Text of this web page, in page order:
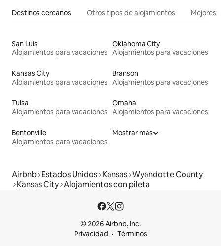
Destinos cercanos Otros tipos de alojamientos Mejores
San Luis
Alojamientos para vacaciones
Oklahoma City
Alojamientos para vacaciones
Kansas City
Alojamientos para vacaciones
Branson
Alojamientos para vacaciones
Tulsa
Alojamientos para vacaciones
Omaha
Alojamientos para vacaciones
Bentonville
Alojamientos para vacaciones
Mostrar más
Airbnb Estados Unidos Kansas Wyandotte County
Kansas City Alojamientos con pileta
© 2026 Airbnb, Inc.
Privacidad
Términos